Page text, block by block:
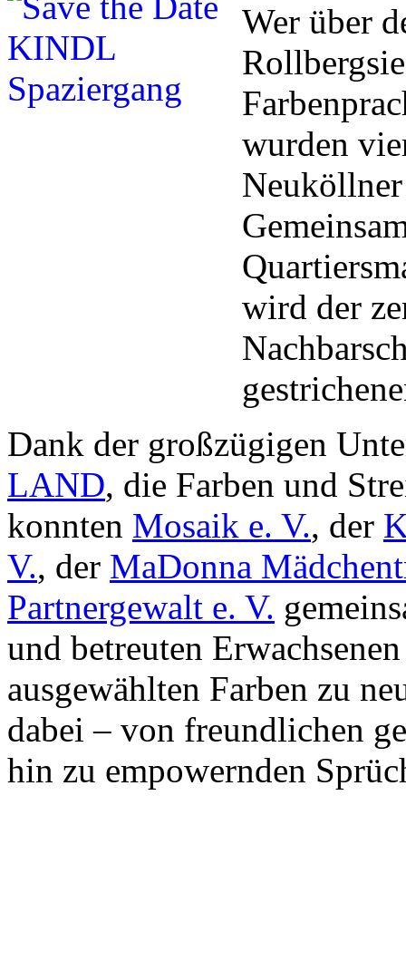
Wer über
wurden
wird der
Dank der großzügigen
LAND, die Farben und
konnten Mosaik e. V., der
V., der MaDonna
Partnergewalt e. V.
und betreuten
ausgewählten Farben zu
dabei – von freundlichen
hin zu empowernden